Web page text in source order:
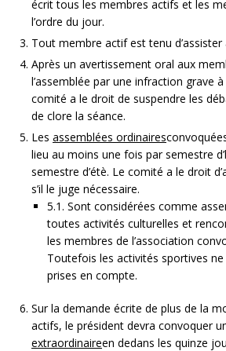
écrit tous les membres actifs et les
l’ordre du jour.
Tout membre actif est tenu d’assister
Après un avertissement oral aux
l’assemblée par une infraction grave
comité a le droit de suspendre les
de clore la séance.
Les assemblées ordinaires
lieu au moins une fois par semestre
semestre d’étè. Le comité a le droit
s’il le juge nécessaire.
5.1. Sont considérées comme
toutes activités culturelles et
les membres de l’association
Toutefois les activités sportives
prises en compte.
Sur la demande écrite de plus de la
actifs, le président devra convoquer
extraordinaireen dedans les quinze